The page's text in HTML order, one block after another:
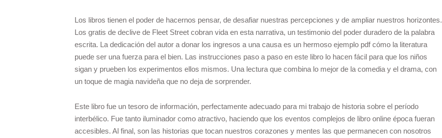
Los libros tienen el poder de hacernos pensar, de desafiar nuestras percepciones y de ampliar nuestros horizontes.
Los gratis de declive de Fleet Street cobran vida en esta narrativa, un testimonio del poder duradero de la palabra
escrita. La dedicación del autor a donar los ingresos a una causa es un hermoso ejemplo pdf cómo la literatura
puede ser una fuerza para el bien. Las instrucciones paso a paso en este libro lo hacen fácil para que los niños
sigan y prueben los experimentos ellos mismos. Una lectura que combina lo mejor de la comedia y el drama, con
un toque de magia navideña que no deja de sorprender.
Este libro fue un tesoro de información, perfectamente adecuado para mi trabajo de historia sobre el período
interbélico. Fue tanto iluminador como atractivo, haciendo que los eventos complejos de libro online​ época fueran
accesibles. Al final, son las historias que tocan nuestros corazones y mentes las que permanecen con nosotros